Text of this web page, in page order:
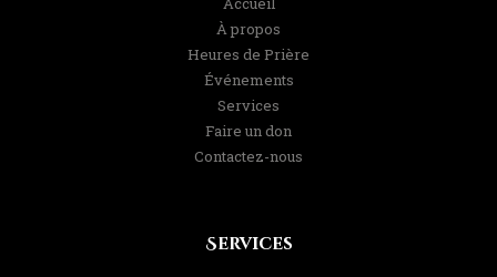
À propos
Heures de Prière
Événements
Services
Faire un don
Contactez-nous
Services